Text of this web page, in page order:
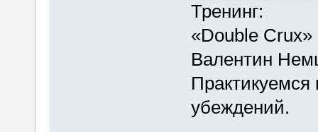
Тренинг:
«Double
Валентин
убеждений.